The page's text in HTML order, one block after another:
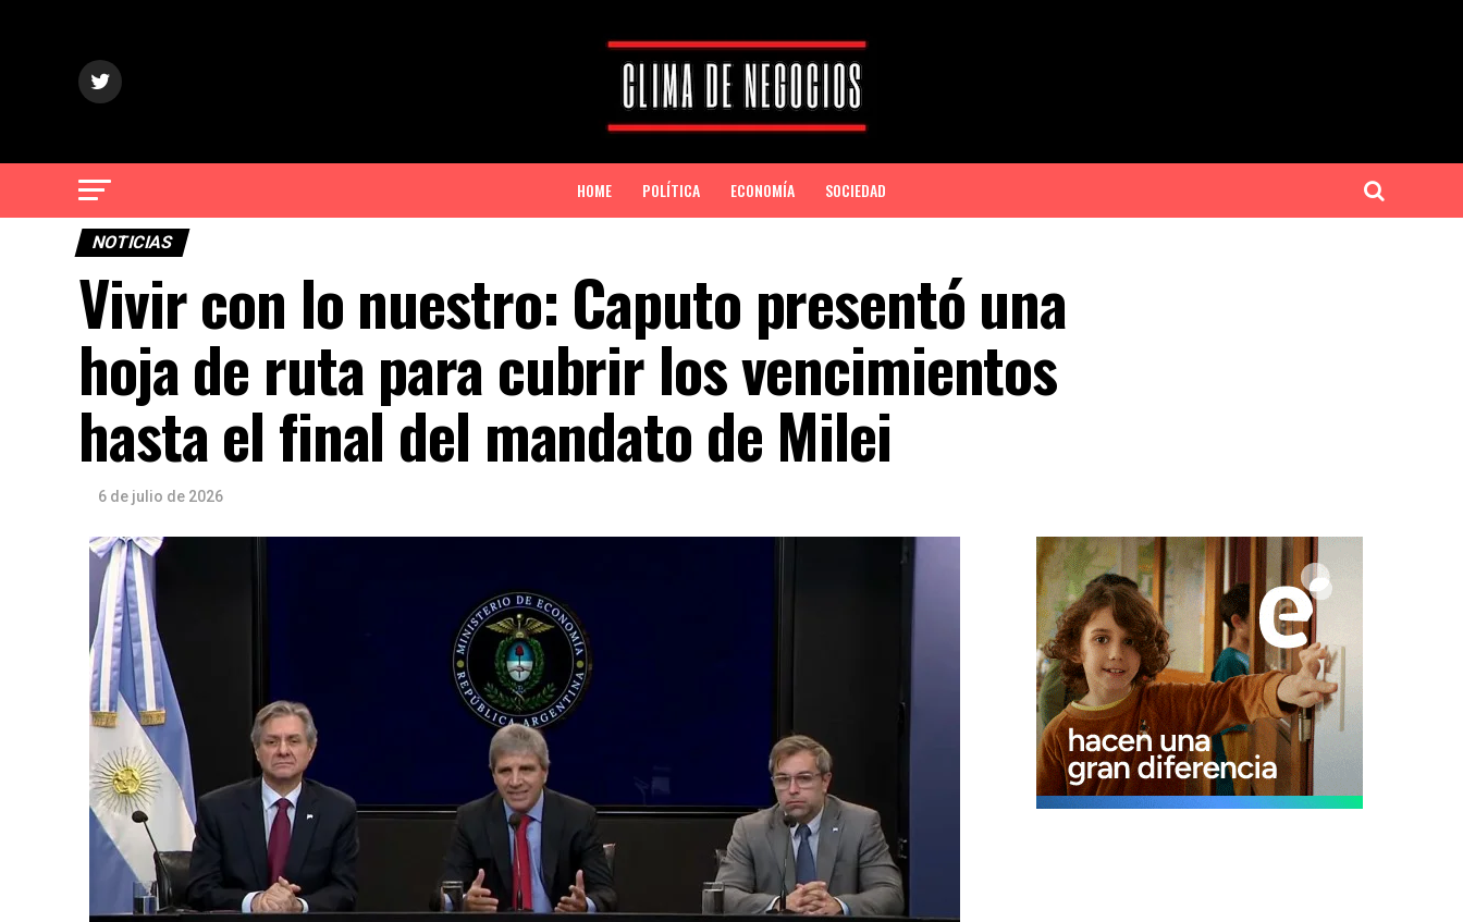
HOME POLÍTICA ECONOMÍA SOCIEDAD
NOTICIAS
Vivir con lo nuestro: Caputo presentó una
hoja de ruta para cubrir los vencimientos
hasta el final del mandato de Milei
6 de julio de 2026